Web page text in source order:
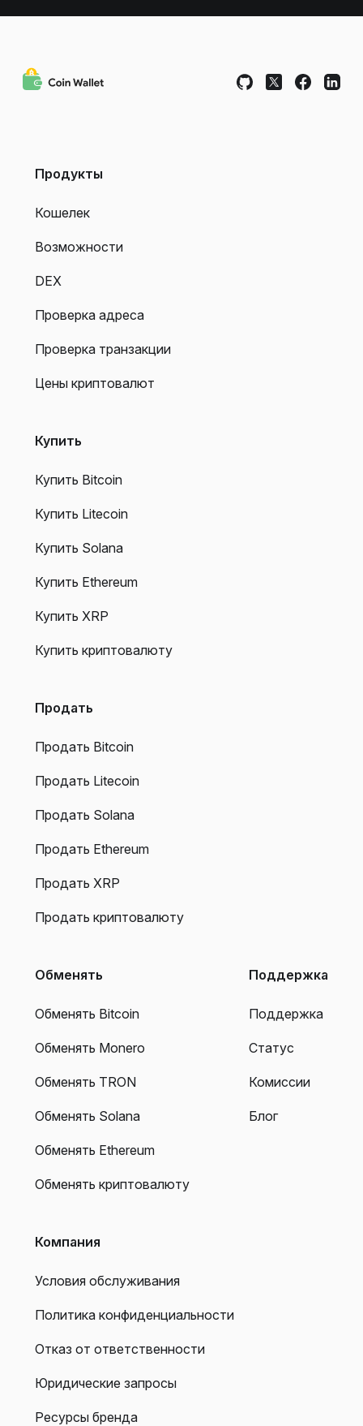
Продукты
Кошелек
Возможности
DEX
Проверка адреса
Проверка транзакции
Цены криптовалют
Купить
Купить Bitcoin
Купить Litecoin
Купить Solana
Купить Ethereum
Купить XRP
Купить криптовалюту
Продать
Продать Bitcoin
Продать Litecoin
Продать Solana
Продать Ethereum
Продать XRP
Продать криптовалюту
Обменять
Обменять Bitcoin
Обменять Monero
Обменять TRON
Обменять Solana
Обменять Ethereum
Обменять криптовалюту
Поддержка
Поддержка
Статус
Комиссии
Блог
Компания
Условия обслуживания
Политика конфиденциальности
Отказ от ответственности
Юридические запросы
Ресурсы бренда